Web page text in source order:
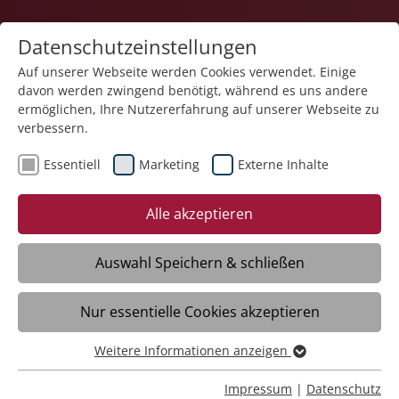
Karriere
03.12.2025
Wechsel im Haus der Pflege
St. Elisabeth
München – Im Haus der Pflege St.
Elisabeth der Stiftung Liebenau in
München-Fürstenried gab es zum 1.
Dezember einen Leitungswechsel.
Manfred Kotarba, der über 12 Jahre die
Datenschutzeinstellungen
Auf unserer Webseite werden Cookies verwendet. Einige
davon werden zwingend benötigt, während es uns andere
ermöglichen, Ihre Nutzererfahrung auf unserer Webseite zu
verbessern.
Essentiell Marketing Externe Inhalte
Alle akzeptieren
Auswahl Speichern & schließen
Nur essentielle Cookies akzeptieren
Essentiell
Essentielle Cookies werden für grundlegende Funktionen
Weitere Informationen anzeigen
Impressum | Datenschutz